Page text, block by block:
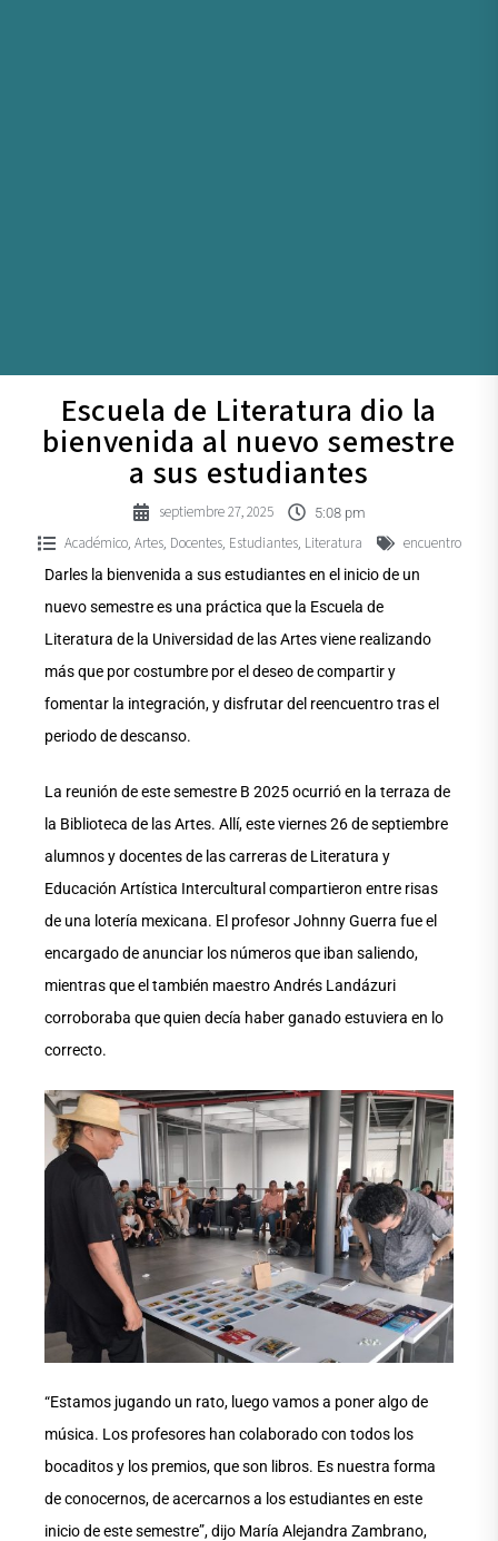
Escuela de Literatura dio la
bienvenida al nuevo semestre
a sus estudiantes
septiembre 27, 2025 5:08 pm
Académico, Artes, Docentes, Estudiantes, Literatura encuentro
Darles la bienvenida a sus estudiantes en el inicio de un
nuevo semestre es una práctica que la Escuela de
Literatura de la Universidad de las Artes viene realizando
más que por costumbre por el deseo de compartir y
fomentar la integración, y disfrutar del reencuentro tras el
periodo de descanso.
La reunión de este semestre B 2025 ocurrió en la terraza de
la Biblioteca de las Artes. Allí, este viernes 26 de septiembre
alumnos y docentes de las carreras de Literatura y
Educación Artística Intercultural compartieron entre risas
de una lotería mexicana. El profesor Johnny Guerra fue el
encargado de anunciar los números que iban saliendo,
mientras que el también maestro Andrés Landázuri
corroboraba que quien decía haber ganado estuviera en lo
correcto.
“Estamos jugando un rato, luego vamos a poner algo de
música. Los profesores han colaborado con todos los
bocaditos y los premios, que son libros. Es nuestra forma
de conocernos, de acercarnos a los estudiantes en este
inicio de este semestre”, dijo María Alejandra Zambrano,